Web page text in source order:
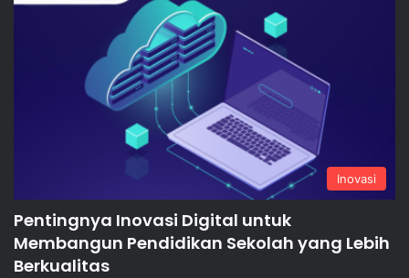
Inovasi
Pentingnya Inovasi Digital untuk
Membangun Pendidikan Sekolah yang Lebih
Berkualitas